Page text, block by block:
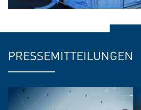
PRESSEMITTEILUNGEN